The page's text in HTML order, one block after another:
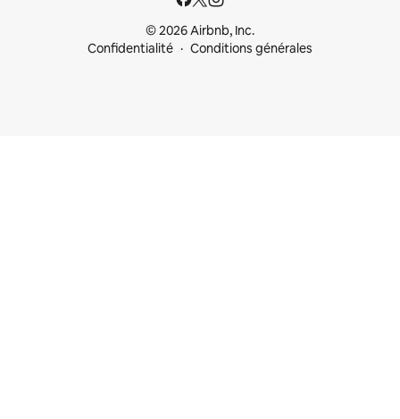
© 2026 Airbnb, Inc.
Confidentialité
Conditions générales